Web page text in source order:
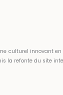
culturel innovant
la refonte du site